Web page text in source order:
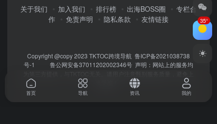
关于我们 加入我们 排行榜 出海BOSS圈
专栏合
作
免责声明 隐私条款 友情链接
Copyright @copy 2023 TKTOC跨境导航 鲁ICP备2021038738
号-1
鲁公网安备37011202002346号 声明：网站上的服务均
35°
首页 导航 资讯 我的